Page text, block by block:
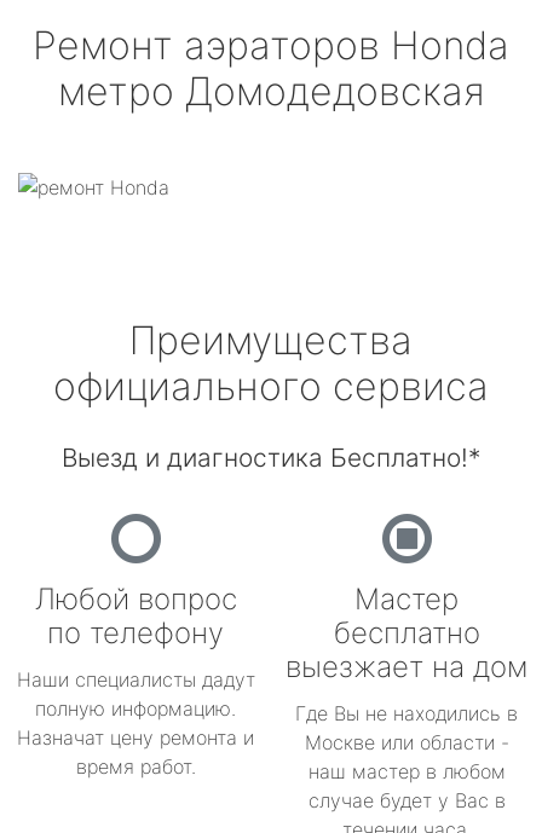
Ремонт аэраторов Honda
метро Домодедовская
Преимущества
официального сервиса
Выезд и диагностика Бесплатно!*
Любой вопрос
по телефону
Наши специалисты дадут
полную информацию.
Назначат цену ремонта и
время работ.
Мастер
бесплатно
выезжает на дом
Где Вы не находились в
Москве или области -
наш мастер в любом
случае будет у Вас в